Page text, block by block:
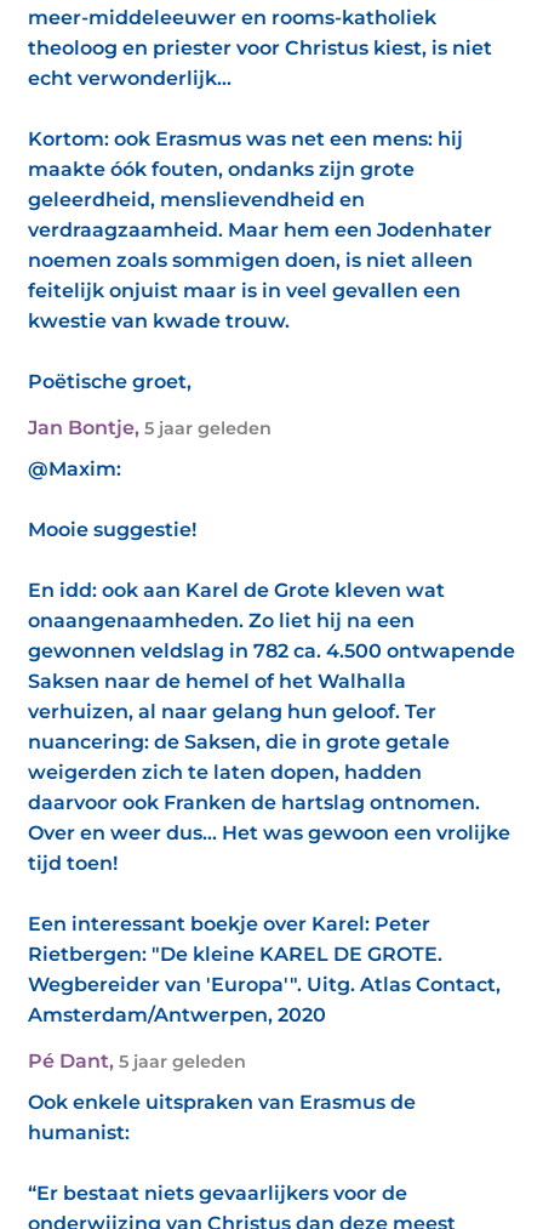
meer-middeleeuwer en rooms-katholiek
theoloog en priester voor Christus kiest, is niet
echt verwonderlijk…
Kortom: ook Erasmus was net een mens: hij
maakte óók fouten, ondanks zijn grote
geleerdheid, menslievendheid en
verdraagzaamheid. Maar hem een Jodenhater
noemen zoals sommigen doen, is niet alleen
feitelijk onjuist maar is in veel gevallen een
kwestie van kwade trouw.
Poëtische groet,
Jan Bontje, 5 jaar geleden
@Maxim:
Mooie suggestie!
En idd: ook aan Karel de Grote kleven wat
onaangenaamheden. Zo liet hij na een
gewonnen veldslag in 782 ca. 4.500 ontwapende
Saksen naar de hemel of het Walhalla
verhuizen, al naar gelang hun geloof. Ter
nuancering: de Saksen, die in grote getale
weigerden zich te laten dopen, hadden
daarvoor ook Franken de hartslag ontnomen.
Over en weer dus... Het was gewoon een vrolijke
tijd toen!
Een interessant boekje over Karel: Peter
Rietbergen: "De kleine KAREL DE GROTE.
Wegbereider van 'Europa'". Uitg. Atlas Contact,
Amsterdam/Antwerpen, 2020
Pé Dant, 5 jaar geleden
Ook enkele uitspraken van Erasmus de
humanist:
“Er bestaat niets gevaarlijkers voor de
onderwijzing van Christus dan deze meest